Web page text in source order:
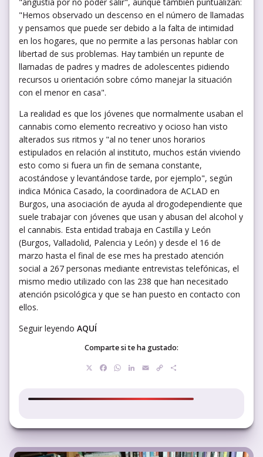
"Hemos observado un descenso en el número de llamadas
y pensamos que puede ser debido a la falta de intimidad
en los hogares, que no permite a las personas hablar con
libertad de sus problemas. Hay también un repunte de
llamadas de padres y madres de adolescentes pidiendo
recursos u orientación sobre cómo manejar la situación
con el menor en casa".
La realidad es que los jóvenes que normalmente usaban el
cannabis como elemento recreativo y ocioso han visto
alterados sus ritmos y "al no tener unos horarios
estipulados en relación al instituto, muchos están viviendo
esto como si fuera un fin de semana constante,
acostándose y levantándose tarde, por ejemplo", según
indica Mónica Casado, la coordinadora de ACLAD en
Burgos, una asociación de ayuda al drogodependiente que
suele trabajar con jóvenes que usan y abusan del alcohol y
el cannabis. Esta entidad trabaja en Castilla y León
(Burgos, Valladolid, Palencia y León) y desde el 16 de
marzo hasta el final de ese mes ha prestado atención
social a 267 personas mediante entrevistas telefónicas, el
mismo medio utilizado con las 238 que han necesitado
atención psicológica y que se han puesto en contacto con
ellos.
Seguir leyendo AQUÍ
Comparte si te ha gustado:
Facebook
WhatsApp
LinkedIn
EmailCopy